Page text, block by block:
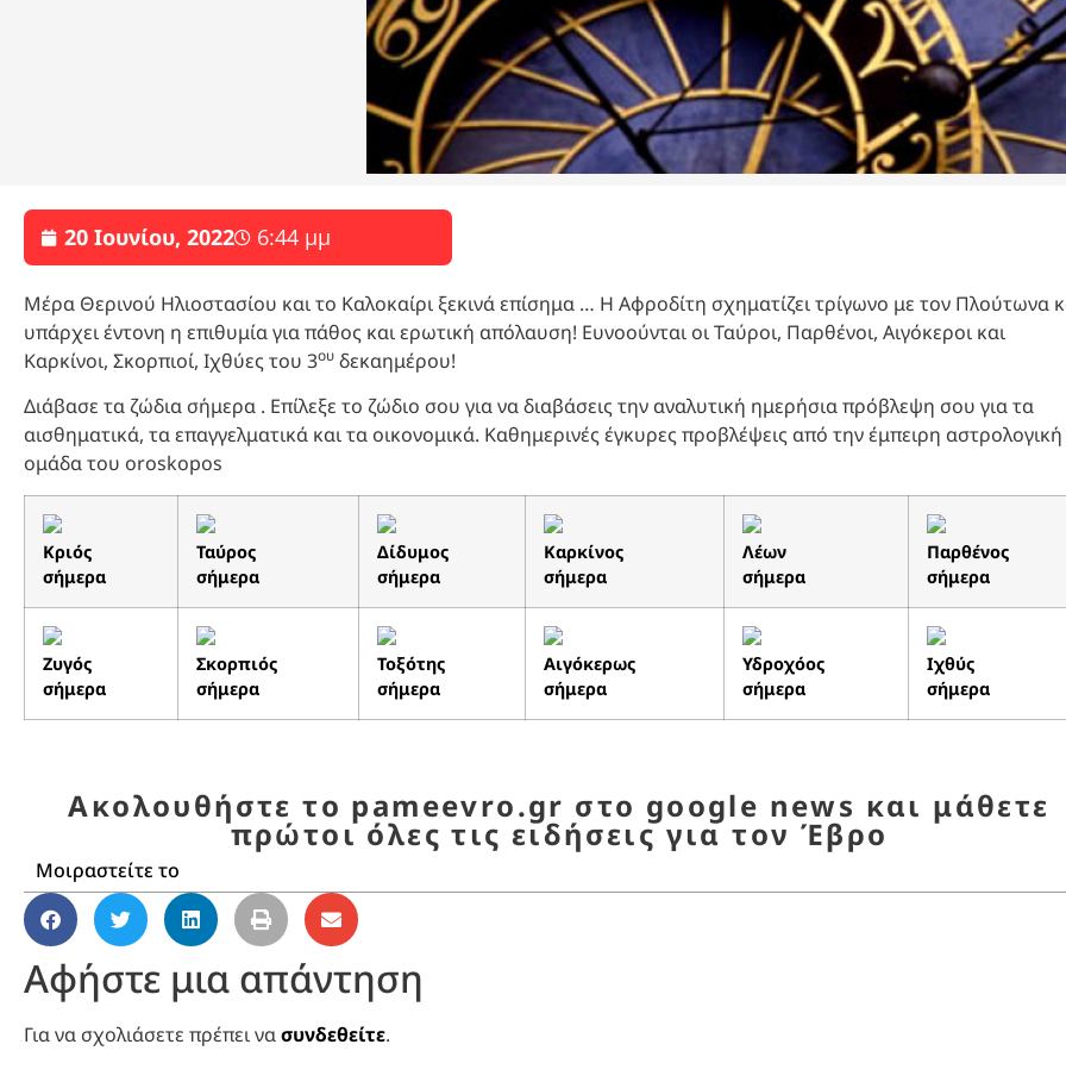
20 Ιουνίου, 2022 6:44 μμ
Μέρα Θερινού Ηλιοστασίου και το Καλοκαίρι ξεκινά επίσημα … Η Αφροδίτη σχηματίζει τρίγωνο με τον Πλούτωνα
υπάρχει έντονη η επιθυμία για πάθος και ερωτική απόλαυση! Ευνοούνται οι Ταύροι, Παρθένοι, Αιγόκεροι και
Καρκίνοι, Σκορπιοί, Ιχθύες του 3ου δεκαημέρου!
Διάβασε τα ζώδια σήμερα . Επίλεξε το ζώδιο σου για να διαβάσεις την αναλυτική ημερήσια πρόβλεψη σου για τα
αισθηματικά, τα επαγγελματικά και τα οικονομικά. Καθημερινές έγκυρες προβλέψεις από την έμπειρη αστρολογική
ομάδα του oroskopos
Κριός
σήμερα
Ταύρος
σήμερα
Δίδυμος
σήμερα
Καρκίνος
σήμερα
Λέων
σήμερα
Παρθένος
σήμερα
Ζυγός
σήμερα
Σκορπιός
σήμερα
Τοξότης
σήμερα
Αιγόκερως
σήμερα
Υδροχόος
σήμερα
Ιχθύς
σήμερα
Ακολουθήστε το pameevro.gr στο google news και μάθετε
πρώτοι όλες τις ειδήσεις για τον Έβρο
Μοιραστείτε το
Αφήστε μια απάντηση
Για να σχολιάσετε πρέπει νασυνδεθείτε.